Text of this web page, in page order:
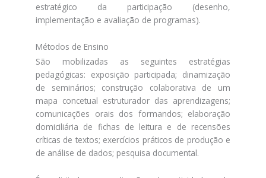
estratégico da participação (desenho,
implementação e avaliação de programas).
Métodos de Ensino
São mobilizadas as seguintes estratégias
pedagógicas: exposição participada; dinamização
de seminários; construção colaborativa de um
mapa concetual estruturador das aprendizagens;
comunicações orais dos formandos; elaboração
domiciliária de fichas de leitura e de recensões
críticas de textos; exercícios práticos de produção e
de análise de dados; pesquisa documental.